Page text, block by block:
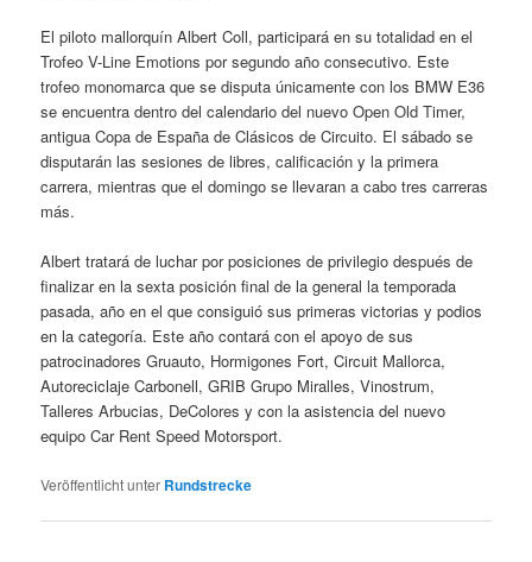
El piloto mallorquín Albert Coll, participará en su totalidad en el
Trofeo V-Line Emotions por segundo año consecutivo. Este
trofeo monomarca que se disputa únicamente con los BMW E36
se encuentra dentro del calendario del nuevo Open Old Timer,
antigua Copa de España de Clásicos de Circuito. El sábado se
disputarán las sesiones de libres, calificación y la primera
carrera, mientras que el domingo se llevaran a cabo tres carreras
más.
Albert tratará de luchar por posiciones de privilegio después de
finalizar en la sexta posición final de la general la temporada
pasada, año en el que consiguió sus primeras victorias y podios
en la categoría. Este año contará con el apoyo de sus
patrocinadores Gruauto, Hormigones Fort, Circuit Mallorca,
Autoreciclaje Carbonell, GRIB Grupo Miralles, Vinostrum,
Talleres Arbucias, DeColores y con la asistencia del nuevo
equipo Car Rent Speed Motorsport.
Veröffentlicht unter Rundstrecke